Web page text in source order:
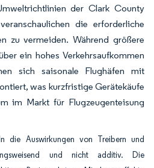
der Clark County
die erforderliche
zu vermeiden. Während größere
ein hohes Verkehrsaufkommen
sich saisonale Flughäfen mit
was kurzfristige Gerätekäufe
im Markt für Flugzeugenteisung
die Auswirkungen von Treibern und
und nicht additiv. Die